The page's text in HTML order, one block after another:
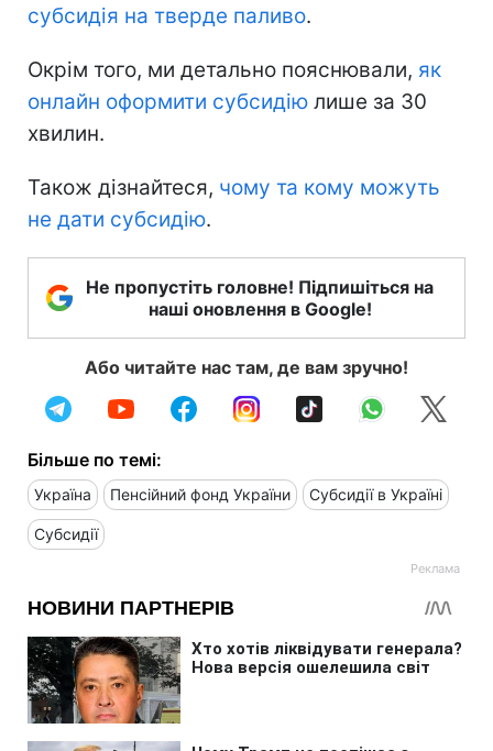
субсидія на тверде паливо.
Окрім того, ми детально пояснювали, як
онлайн оформити субсидію лише за 30
хвилин.
Також дізнайтеся, чому та кому можуть
не дати субсидію.
Не пропустіть головне! Підпишіться на
наші оновлення в Google!
Або читайте нас там, де вам зручно!
Більше по темі:
Україна Пенсійний фонд України Субсидії в Україні
Субсидії